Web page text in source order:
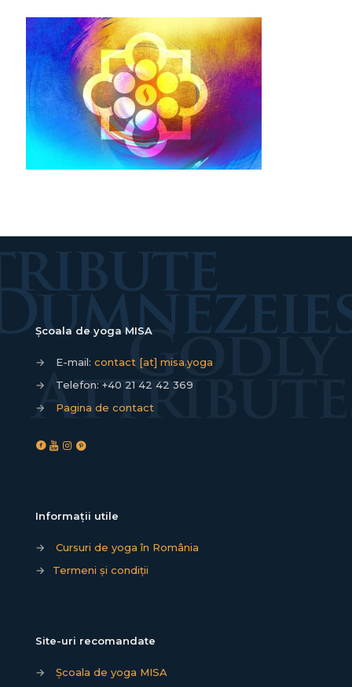
Școala de yoga MISA
→ E-mail: contact [at] misa.yoga
→
Telefon: +40 21 42 42 369
→
Pagina de contact
Informații utile
→
Cursuri de yoga în România
→
Termeni și condiții
Site-uri recomandate
→ Școala de yoga MISA